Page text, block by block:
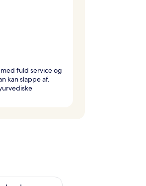
fuld service og
kan slappe af.
næste weekend aug. 14 - aug. 16